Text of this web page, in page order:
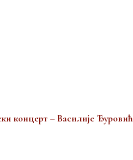
концерт – Василије Ђуровић